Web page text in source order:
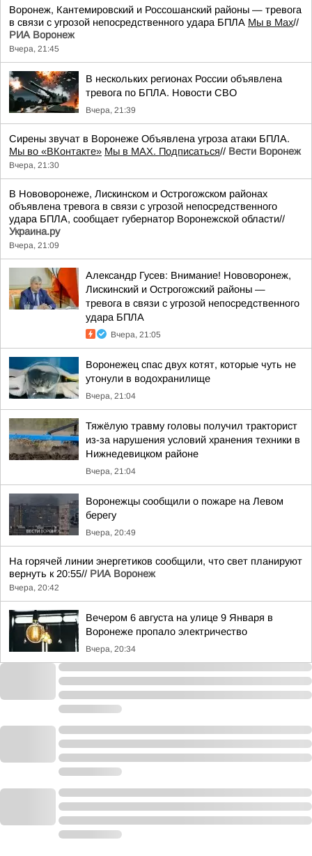
Воронеж, Кантемировский и Россошанский районы — тревога
в связи с угрозой непосредственного удара БПЛА Мы в Мах//
РИА Воронеж
Вчера, 21:45
В нескольких регионах России объявлена
тревога по БПЛА. Новости СВО
Вчера, 21:39
Сирены звучат в Воронеже Объявлена угроза атаки БПЛА.
Мы во «ВКонтакте» Мы в MAX. Подписаться// Вести Воронеж
Вчера, 21:30
В Нововоронеже, Лискинском и Острогожском районах
объявлена тревога в связи с угрозой непосредственного
удара БПЛА, сообщает губернатор Воронежской области//
Украина.ру
Вчера, 21:09
Александр Гусев: Внимание! Нововоронеж,
Лискинский и Острогожский районы —
тревога в связи с угрозой непосредственного
удара БПЛА
Вчера, 21:05
Воронежец спас двух котят, которые чуть не
утонули в водохранилище
Вчера, 21:04
Тяжёлую травму головы получил тракторист
из-за нарушения условий хранения техники в
Нижнедевицком районе
Вчера, 21:04
Воронежцы сообщили о пожаре на Левом
берегу
Вчера, 20:49
На горячей линии энергетиков сообщили, что свет планируют
вернуть к 20:55// РИА Воронеж
Вчера, 20:42
Вечером 6 августа на улице 9 Января в
Воронеже пропало электричество
Вчера, 20:34